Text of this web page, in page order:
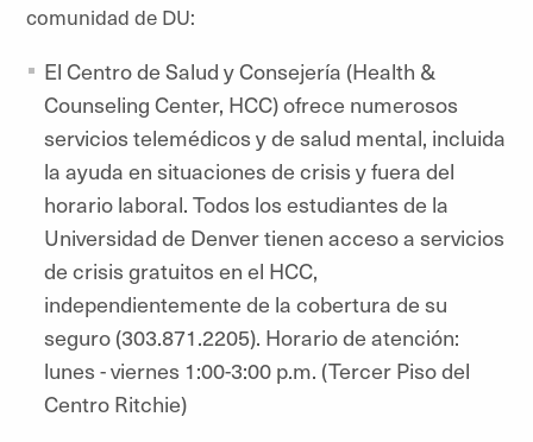
comunidad de DU:
El Centro de Salud y Consejería (Health &
Counseling Center, HCC) ofrece numerosos
servicios telemédicos y de salud mental, incluida
la ayuda en situaciones de crisis y fuera del
horario laboral. Todos los estudiantes de la
Universidad de Denver tienen acceso a servicios
de crisis gratuitos en el HCC,
independientemente de la cobertura de su
seguro (303.871.2205). Horario de atención:
lunes - viernes 1:00-3:00 p.m. (Tercer Piso del
Centro Ritchie)